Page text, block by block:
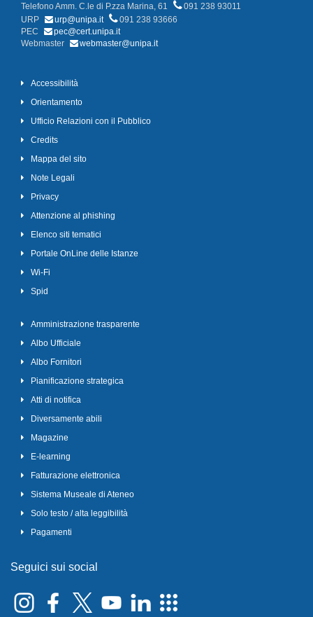
Telefono Amm. C.le di P.zza Marina, 61
091 238 93011
URP
urp@unipa.it
091 238 93666
PEC
pec@cert.unipa.it
Webmaster
webmaster@unipa.it
Accessibilità
Orientamento
Ufficio Relazioni con il Pubblico
Credits
Mappa del sito
Note Legali
Privacy
Attenzione al phishing
Elenco siti tematici
Portale OnLine delle Istanze
Wi-Fi
Spid
Amministrazione trasparente
Albo Ufficiale
Albo Fornitori
Pianificazione strategica
Atti di notifica
Diversamente abili
Magazine
E-learning
Fatturazione elettronica
Sistema Museale di Ateneo
Solo testo / alta leggibilità
Pagamenti
Seguici sui social